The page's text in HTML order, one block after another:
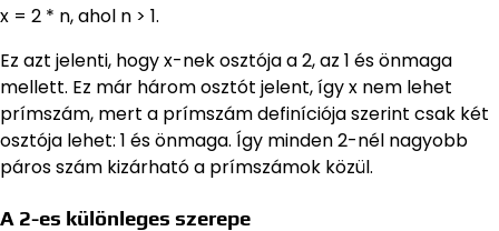
x = 2 * n, ahol n > 1.
Ez azt jelenti, hogy x-nek osztója a 2, az 1 és önmaga
mellett. Ez már három osztót jelent, így x nem lehet
prímszám, mert a prímszám definíciója szerint csak két
osztója lehet: 1 és önmaga. Így minden 2-nél nagyobb
páros szám kizárható a prímszámok közül.
A 2-es különleges szerepe